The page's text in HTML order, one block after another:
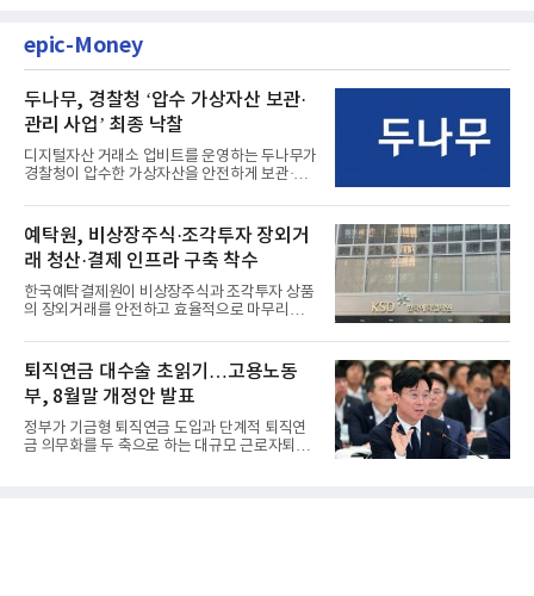
epic-Money
두나무, 경찰청 ‘압수 가상자산 보관·
관리 사업’ 최종 낙찰
디지털자산 거래소 업비트를 운영하는 두나무가
경찰청이 압수한 가상자산을 안전하게 보관·관
예탁원, 비상장주식·조각투자 장외거
래 청산·결제 인프라 구축 착수
한국예탁결제원이 비상장주식과 조각투자 상품
의 장외거래를 안전하고 효율적으로 마무리하기
퇴직연금 대수술 초읽기…고용노동
부, 8월말 개정안 발표
정부가 기금형 퇴직연금 도입과 단계적 퇴직연
금 의무화를 두 축으로 하는 대규모 근로자퇴직